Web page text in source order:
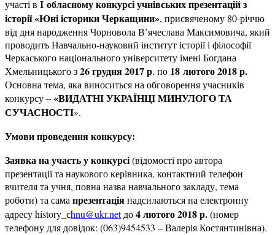
участі в І обласномуконкурсі учнівських презентацій з
історії «Юні історики Черкащини», присвяченому 80-річчю
від дня народження Чорновола В’ячеслава Максимовича, який
проводить Навчально-науковий інститут історії і філософії
Черкаського національного університету імені Богдана
Хмельницького з26 грудня 2017 р. по 18 лютого 2018 р.
Основна тема, яка виноситься на обговорення учасників
конкурсу –«ВИДАТНІ УКРАЇНЦІ МИНУЛОГО ТА
СУЧАСНОСТІ».
Умови проведення конкурсу:
Заявка на участь у конкурсі(відомості про автора
презентації та наукового керівника, контактний телефон
вчителя та учня, повна назва навчального закладу, тема
роботи) та самапрезентаціянадсилаються на електронну
адресу history_сhnu@ukr.netдо4 лютого 2018 р.(номер
телефону для довідок: (063)9454533 – Валерія Костянтинівна).